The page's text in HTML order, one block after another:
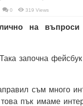
0 319 Views
на въпроси
започна
съм много
пък имаме